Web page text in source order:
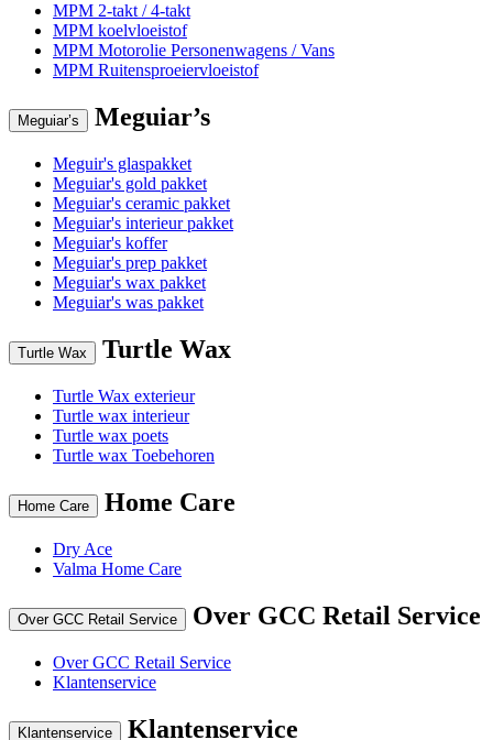
MPM 2-takt / 4-takt
MPM koelvloeistof
MPM Motorolie Personenwagens / Vans
MPM Ruitensproeiervloeistof
Meguiar’s Meguiar’s
Meguir's glaspakket
Meguiar's gold pakket
Meguiar's ceramic pakket
Meguiar's interieur pakket
Meguiar's koffer
Meguiar's prep pakket
Meguiar's wax pakket
Meguiar's was pakket
Turtle Wax Turtle Wax
Turtle Wax exterieur
Turtle wax interieur
Turtle wax poets
Turtle wax Toebehoren
Home Care Home Care
Dry Ace
Valma Home Care
Over GCC Retail Service Over GCC Retail Service
Over GCC Retail Service
Klantenservice
Klantenservice Klantenservice